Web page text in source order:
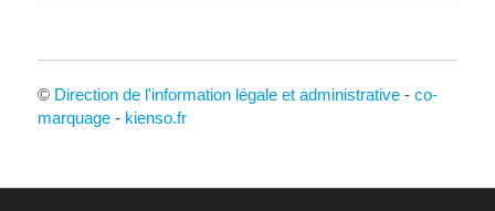
© Direction de l'information légale et administrative- co-
marquage- kienso.fr